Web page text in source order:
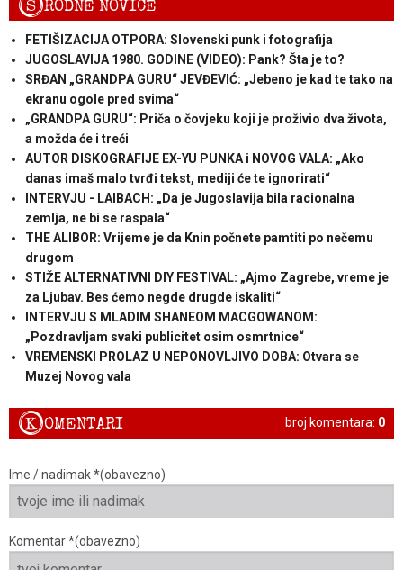
SRODNE NOVICE
FETIŠIZACIJA OTPORA: Slovenski punk i fotografija
JUGOSLAVIJA 1980. GODINE (VIDEO): Pank? Šta je to?
SRĐAN „GRANDPA GURU“ JEVĐEVIĆ: „Jebeno je kad te tako na
ekranu ogole pred svima“
„GRANDPA GURU“: Priča o čovjeku koji je proživio dva života,
a možda će i treći
AUTOR DISKOGRAFIJE EX-YU PUNKA i NOVOG VALA: „Ako
danas imaš malo tvrđi tekst, mediji će te ignorirati“
INTERVJU - LAIBACH: „Da je Jugoslavija bila racionalna
zemlja, ne bi se raspala“
THE ALIBOR: Vrijeme je da Knin počnete pamtiti po nečemu
drugom
STIŽE ALTERNATIVNI DIY FESTIVAL: „Ajmo Zagrebe, vreme je
za Ljubav. Bes ćemo negde drugde iskaliti“
INTERVJU S MLADIM SHANEOM MACGOWANOM:
„Pozdravljam svaki publicitet osim osmrtnice“
VREMENSKI PROLAZ U NEPONOVLJIVO DOBA: Otvara se
Muzej Novog vala
broj komentara: 0
KOMENTARI
Ime / nadimak *(obavezno)
Komentar *(obavezno)